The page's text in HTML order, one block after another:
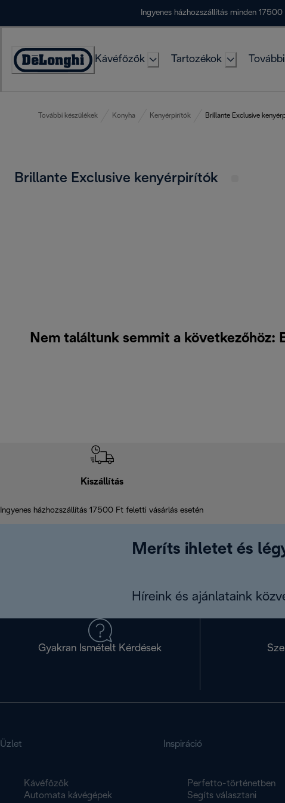
Ingyenes házhozszállítás minden
Accessibility
Kávéfőzők Tartozékok
További készülékek Konyha Kenyérpirítók Brillante Exclusive
Brillante Exclusive kenyérpirítók
Nem találtunk semmit a
Kiszállítás
Ingyenes házhozszállítás 17500 Ft feletti vásárlás esetén
Meríts ihletet és
Híreink és ajánlataink
Gyakran Ismételt Kérdések
Üzlet
Kávéfőzők
Automata kávégépek
Inspiráció
Perfetto-történetben
Segíts választani